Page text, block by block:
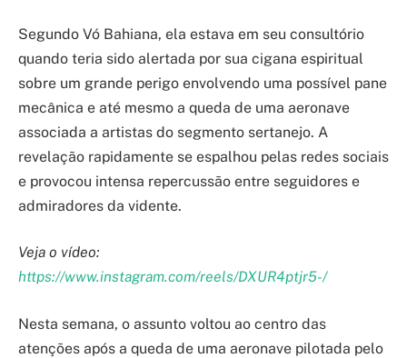
Segundo Vó Bahiana, ela estava em seu consultório
quando teria sido alertada por sua cigana espiritual
sobre um grande perigo envolvendo uma possível pane
mecânica e até mesmo a queda de uma aeronave
associada a artistas do segmento sertanejo. A
revelação rapidamente se espalhou pelas redes sociais
e provocou intensa repercussão entre seguidores e
admiradores da vidente.
Veja o vídeo:
https://www.instagram.com/reels/DXUR4ptjr5-/
Nesta semana, o assunto voltou ao centro das
atenções após a queda de uma aeronave pilotada pelo